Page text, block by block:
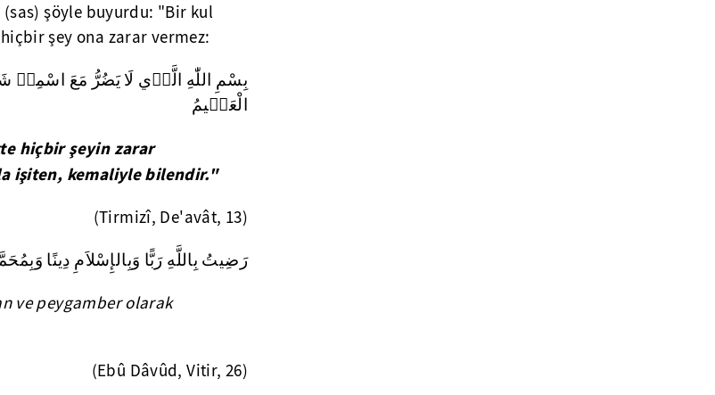
şöyle buyurdu: "Bir kul
şey ona zarar vermez:
بِسْمِ اللّٰهِ الَّذٖي لَا يَضُرُّ مَعَ اسْمِهٖ
الْعَلٖيمُ
hiçbir şeyin zarar
işiten, kemaliyle bilendir."
(Tirmizî, De'avât, 13)
رَضِيتُ بِاللَّهِ رَبًّا وَبِالإِسْلاَمِ دِينًا
ve peygamber olarak
(Ebû Dâvûd, Vitir, 26)